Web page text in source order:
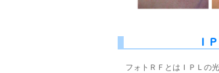
Ｉ
フォトＲＦとはＩＰＬの